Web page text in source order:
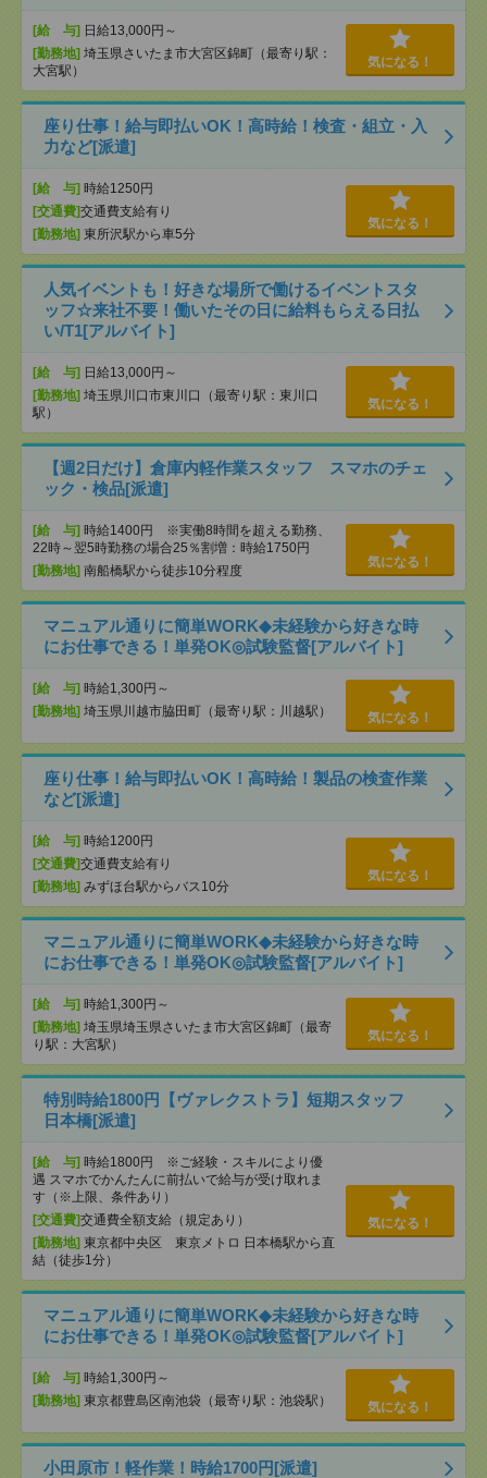
[給 与] 日給13,000円～
[勤務地] 埼玉県さいたま市大宮区錦町（最寄り駅：
大宮駅）
気になる！
座り仕事！給与即払いOK！高時給！検査・組立・入
力など[派遣]
[給 与] 時給1250円
[交通費]交通費支給有り
[勤務地] 東所沢駅から車5分
気になる！
人気イベントも！好きな場所で働けるイベントスタ
ッフ☆来社不要！働いたその日に給料もらえる日払
い/T1[アルバイト]
[給 与] 日給13,000円～
[勤務地] 埼玉県川口市東川口（最寄り駅：東川口
駅）
気になる！
【週2日だけ】倉庫内軽作業スタッフ スマホのチェ
ック・検品[派遣]
[給 与] 時給1400円 ※実働8時間を超える勤務、
22時～翌5時勤務の場合25％割増：時給1750円
[勤務地] 南船橋駅から徒歩10分程度
気になる！
マニュアル通りに簡単WORK◆未経験から好きな時
にお仕事できる！単発OK◎試験監督[アルバイト]
[給 与] 時給1,300円～
[勤務地] 埼玉県川越市脇田町（最寄り駅：川越駅） 気になる！
座り仕事！給与即払いOK！高時給！製品の検査作業
など[派遣]
[給 与] 時給1200円
[交通費]交通費支給有り
[勤務地] みずほ台駅からバス10分
気になる！
マニュアル通りに簡単WORK◆未経験から好きな時
にお仕事できる！単発OK◎試験監督[アルバイト]
[給 与] 時給1,300円～
[勤務地] 埼玉県埼玉県さいたま市大宮区錦町（最寄
り駅：大宮駅）
気になる！
特別時給1800円【ヴァレクストラ】短期スタッフ
日本橋[派遣]
[給 与] 時給1800円 ※ご経験・スキルにより優
遇 スマホでかんたんに前払いで給与が受け取れま
す（※上限、条件あり）
[交通費]交通費全額支給（規定あり）
[勤務地] 東京都中央区 東京メトロ 日本橋駅から直
結（徒歩1分）
気になる！
マニュアル通りに簡単WORK◆未経験から好きな時
にお仕事できる！単発OK◎試験監督[アルバイト]
[給 与] 時給1,300円～
[勤務地] 東京都豊島区南池袋（最寄り駅：池袋駅） 気になる！
小田原市！軽作業！時給1700円[派遣]